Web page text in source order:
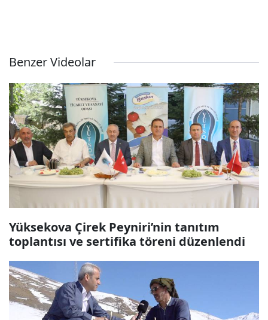
Benzer Videolar
Yüksekova Çirek Peyniri’nin tanıtım
toplantısı ve sertifika töreni düzenlendi